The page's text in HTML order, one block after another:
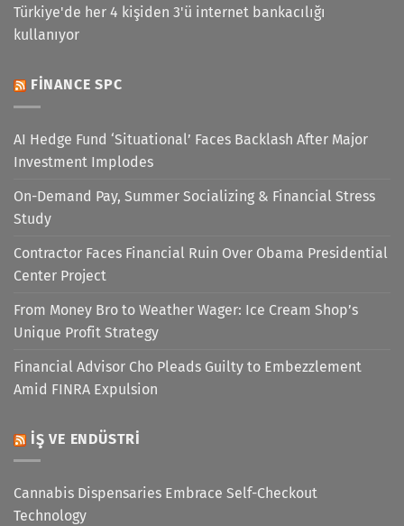
Türkiye'de her 4 kişiden 3'ü internet bankacılığı
kullanıyor
FINANCE SPC
AI Hedge Fund ‘Situational’ Faces Backlash After Major
Investment Implodes
On-Demand Pay, Summer Socializing & Financial Stress
Study
Contractor Faces Financial Ruin Over Obama Presidential
Center Project
From Money Bro to Weather Wager: Ice Cream Shop’s
Unique Profit Strategy
Financial Advisor Cho Pleads Guilty to Embezzlement
Amid FINRA Expulsion
İŞ VE ENDÜSTRI
Cannabis Dispensaries Embrace Self-Checkout
Technology